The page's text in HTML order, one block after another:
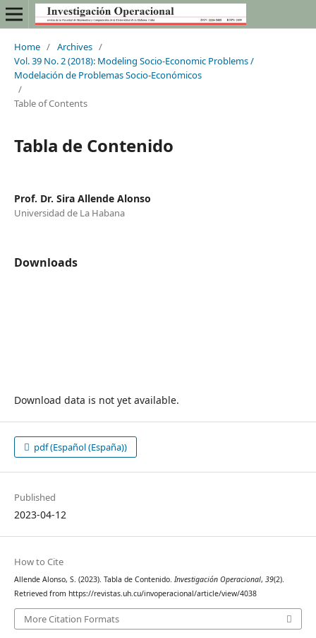
Home / Archives /
Vol. 39 No. 2 (2018): Modeling Socio-Economic Problems /
Modelación de Problemas Socio-Económicos
/
Table of Contents
Tabla de Contenido
Prof. Dr. Sira Allende Alonso
Universidad de La Habana
Downloads
Download data is not yet available.
pdf (Español (España))
Published
2023-04-12
How to Cite
Allende Alonso, S. (2023). Tabla de Contenido. Investigación Operacional, 39(2).
Retrieved from https://revistas.uh.cu/invoperacional/article/view/4038
More Citation Formats